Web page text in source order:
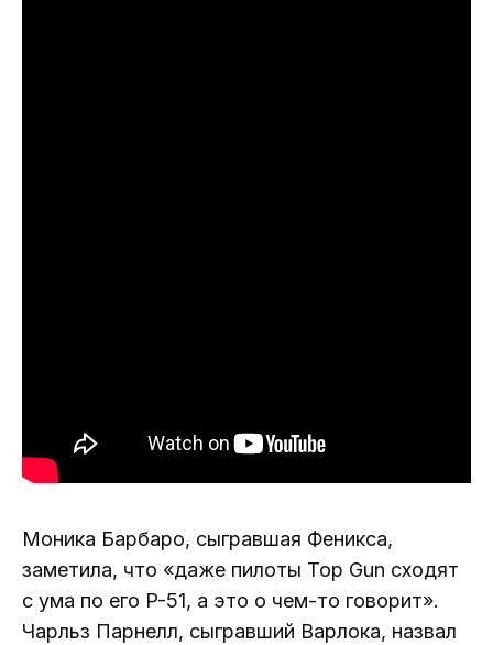
Моника Барбаро, сыгравшая Феникса,
заметила, что «даже пилоты Top Gun сходят
с ума по его P-51, а это о чем-то говорит».
Чарльз Парнелл, сыгравший Варлока, назвал